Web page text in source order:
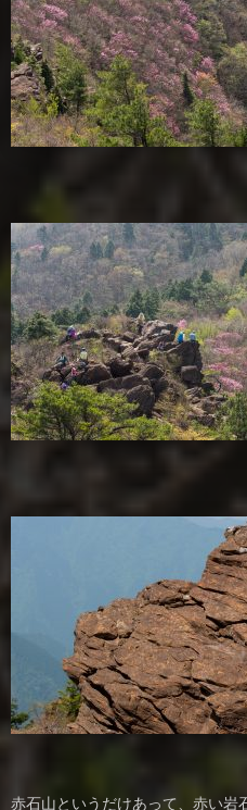
赤石山というだけあって、赤い岩